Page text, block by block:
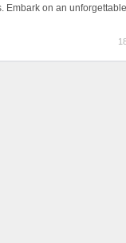
Embark on an